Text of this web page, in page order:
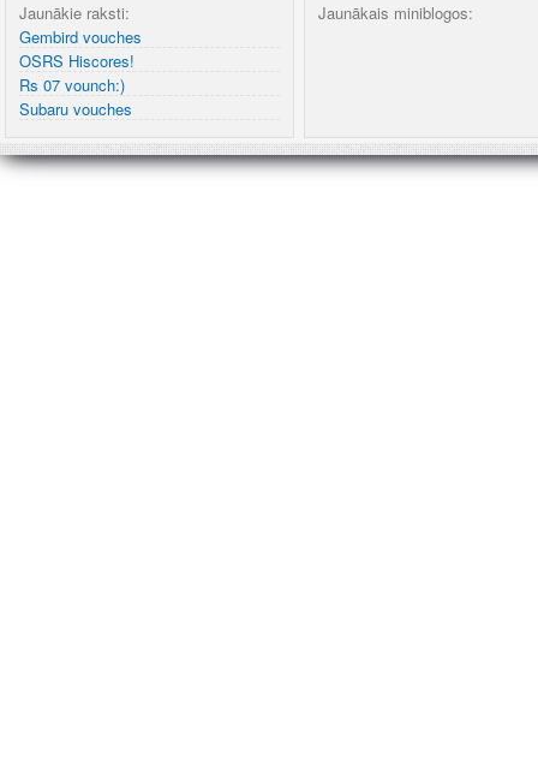
Jaunākie raksti:
Gembird vouches
OSRS Hiscores!
Rs 07 vounch:)
Subaru vouches
Jaunākais miniblogos: